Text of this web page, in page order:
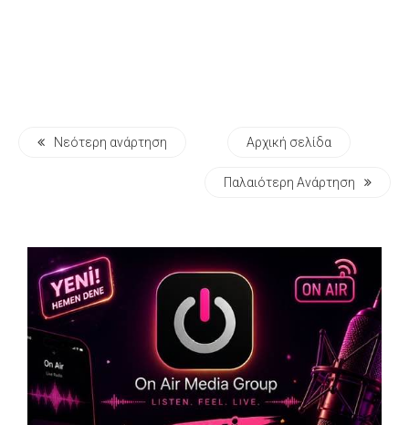
Νεότερη ανάρτηση Αρχική σελίδα
Παλαιότερη Ανάρτηση